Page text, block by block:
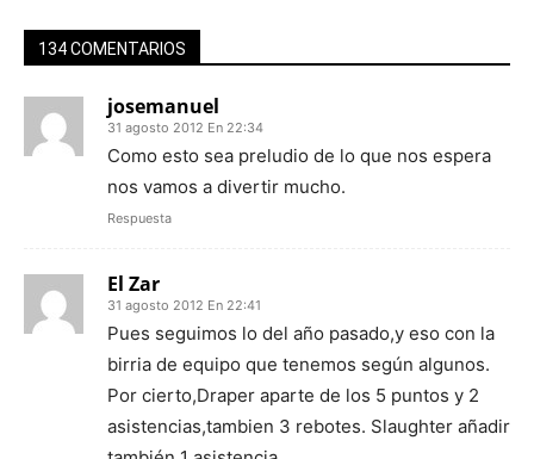
134 COMENTARIOS
josemanuel
31 agosto 2012 En 22:34
Como esto sea preludio de lo que nos espera
nos vamos a divertir mucho.
Respuesta
El Zar
31 agosto 2012 En 22:41
Pues seguimos lo del año pasado,y eso con la
birria de equipo que tenemos según algunos.
Por cierto,Draper aparte de los 5 puntos y 2
asistencias,tambien 3 rebotes. Slaughter añadir